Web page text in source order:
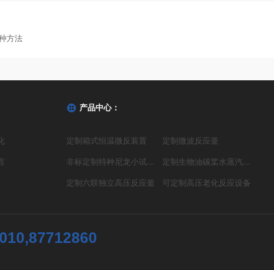
方法
产品中心：
定制箱式恒温微反装置 定制微波反应釜
非标定制特种尼龙小试聚合反应装置 定制生物油碳桨水蒸汽气化制氢液体燃料装置
定制六联独立高压反应釜 可定制高压老化反应设备